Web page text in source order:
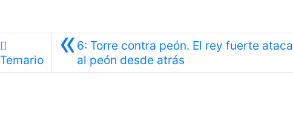
Temario «6: Torre contra peón. El rey fuerte ataca
al peón desde atrásAnterior